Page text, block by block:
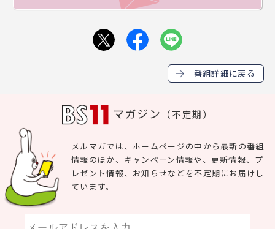
番組詳細に戻る
マガジン （不定期）
メルマガでは、ホームページの中から最新の番組
情報のほか、キャンペーン情報や、更新情報、プ
レゼント情報、お知らせなどを不定期にお届けし
ています。